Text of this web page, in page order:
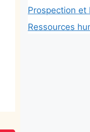
Prospection et
Ressources